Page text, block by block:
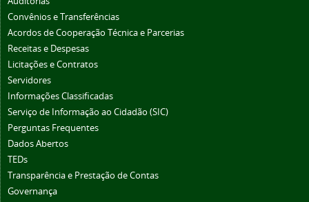
Convênios e Transferências
Acordos de Cooperação Técnica e Parcerias
Receitas e Despesas
Licitações e Contratos
Servidores
Informações Classificadas
Serviço de Informação ao Cidadão (SIC)
Perguntas Frequentes
Dados Abertos
TEDs
Transparência e Prestação de Contas
Governança